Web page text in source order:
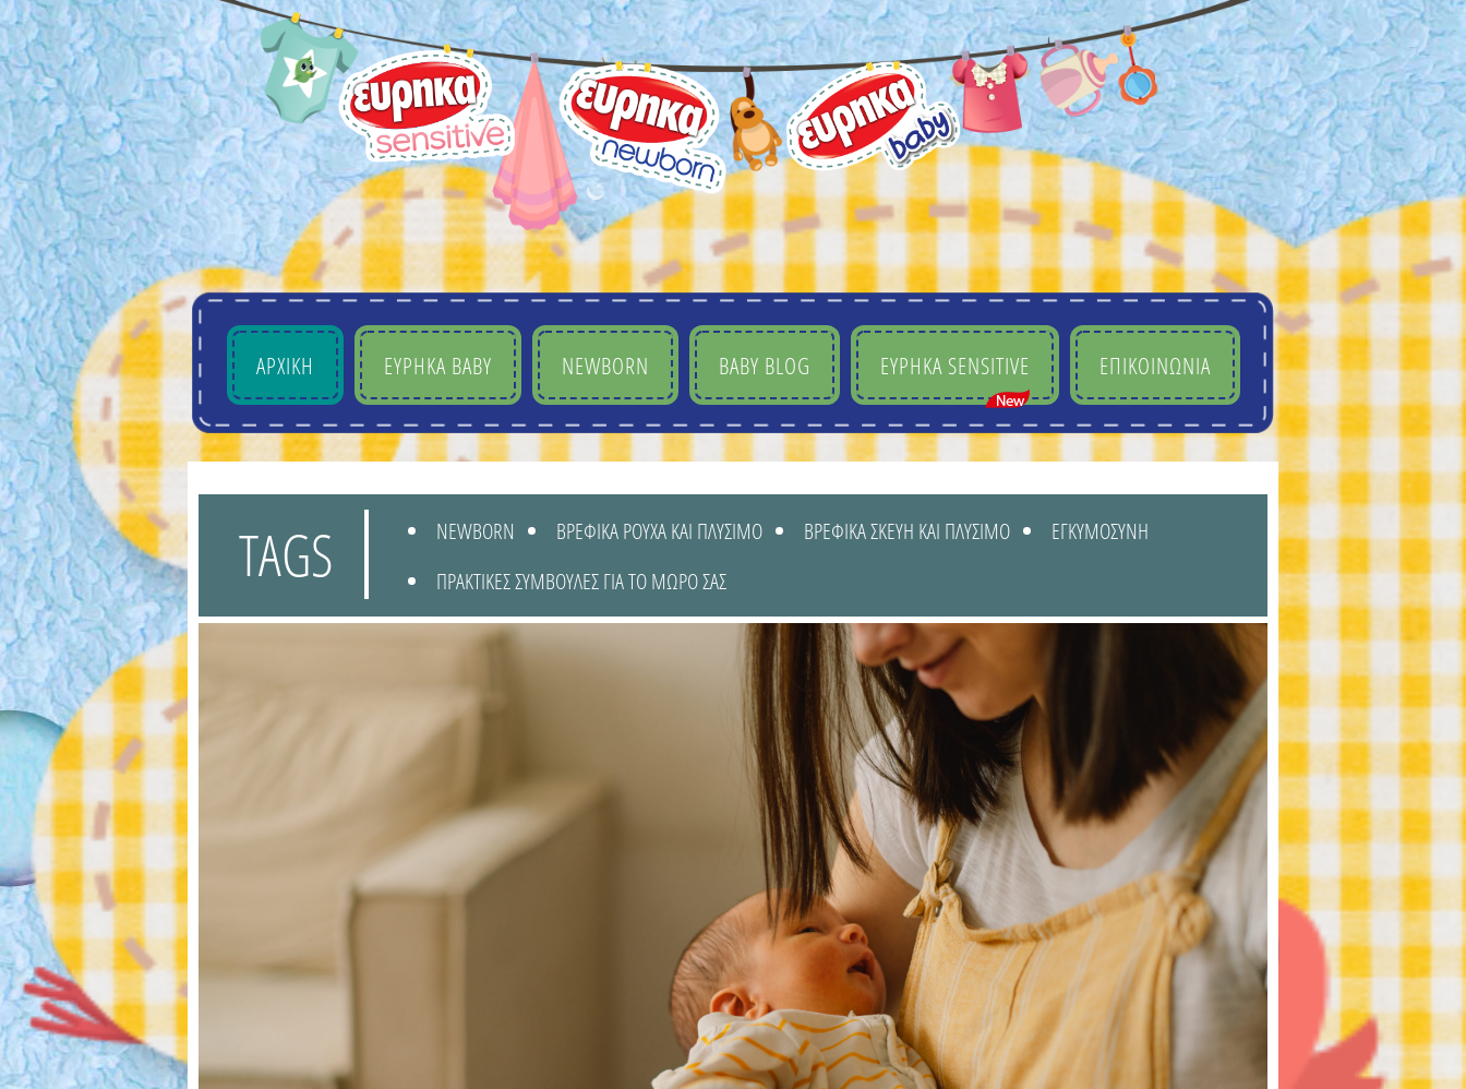
ΑΡΧΙΚΗ EYΡHKA BABY NEWBORN BABY BLOG ΕΥΡΗΚΑ SENSITIVE ΕΠΙΚΟΙΝΩΝΙΑ
TAGS NEWBORN ΒΡΕΦΙΚΑ ΡΟΥΧΑ ΚΑΙ ΠΛΥΣΙΜΟ ΒΡΕΦΙΚΑ ΣΚΕΥΗ ΚΑΙ ΠΛΥΣΙΜΟ
ΕΓΚΥΜΟΣΥΝΗ
ΠΡΑΚΤΙΚΕΣ ΣΥΜΒΟΥΛΕΣ ΓΙΑ ΤΟ ΜΩΡΟ ΣΑΣ